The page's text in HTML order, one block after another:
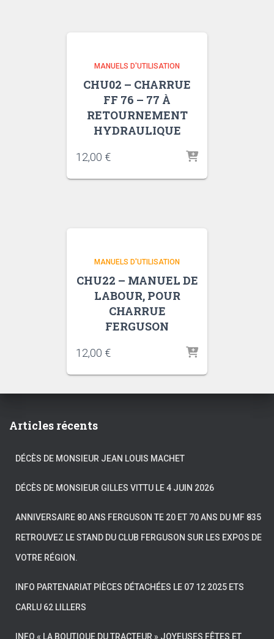
MANUELS D'UTILISATION
CHU02 – CHARRUE
FF 76 – 77 À
RETOURNEMENT
HYDRAULIQUE
12,00 €
MANUELS D'UTILISATION
CHU22 – MANUEL DE
LABOUR, POUR
CHARRUE
FERGUSON
12,00 €
Articles récents
DÉCÈS DE MONSIEUR JEAN LOUIS MACHET
DÉCÈS DE MONSIEUR GILLES VITTU LE 4 JUIN 2026
ANNIVERSAIRE 80 ANS FERGUSON TE 20 ET 70 ANS DU MF 835
RETROUVEZ LE STAND DU CLUB FERGUSON SUR LES EXPOS DE
VOTRE RÉGION.
INFO PARTENARIAT PIÈCES DÉTACHÉES LE 07 12 2025 ETS
CARLU 62 LILLERS
INFO « LA BOUTIQUE DU TRACTEUR » JOYEUSES FÊTES ET